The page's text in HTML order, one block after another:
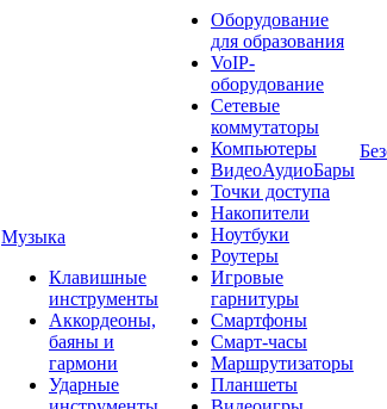
Музыка
Клавишные
инструменты
Аккордеоны,
баяны и
гармони
Ударные
Оборудование
для образования
VoIP-
оборудование
Сетевые
коммутаторы
Компьютеры
ВидеоАудиоБары
Точки доступа
Накопители
Ноутбуки
Роутеры
Игровые
гарнитуры
Смартфоны
Смарт-часы
Маршрутизаторы
Планшеты